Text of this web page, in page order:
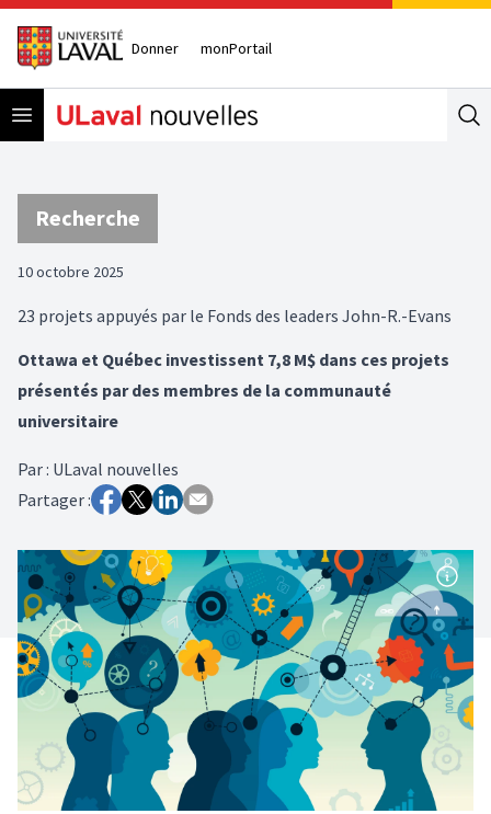
Donner monPortail
Open menu
Recherche
10 octobre 2025
23 projets appuyés par le Fonds des leaders John-R.-Evans
Ottawa et Québec investissent 7,8 M$ dans ces projets
présentés par des membres de la communauté
universitaire
Par: ULaval nouvelles
Partager :